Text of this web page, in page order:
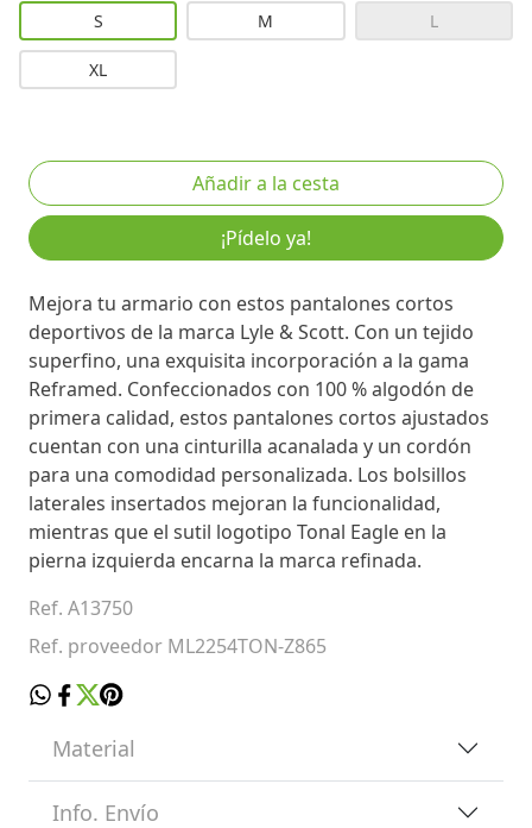
S M L
XL
¡Pídelo ya!
Mejora tu armario con estos pantalones cortos
deportivos de la marca Lyle & Scott. Con un tejido
superfino, una exquisita incorporación a la gama
Reframed. Confeccionados con 100 % algodón de
primera calidad, estos pantalones cortos ajustados
cuentan con una cinturilla acanalada y un cordón
para una comodidad personalizada. Los bolsillos
laterales insertados mejoran la funcionalidad,
mientras que el sutil logotipo Tonal Eagle en la
pierna izquierda encarna la marca refinada.
Ref. A13750
Ref. proveedor ML2254TON-Z865
Material
Info. Envío